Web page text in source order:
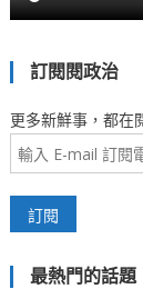
訂閱閱政治
更多新鮮事，都在
最熱門的話題